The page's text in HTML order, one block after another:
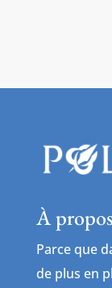
À propos
Parce que
de plus en